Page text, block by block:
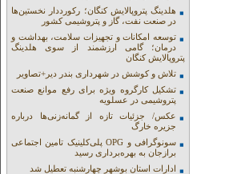
هلدینگ پتروپالایش کنگان؛ رکورددار نخستین‌ها
در صنعت نفت، گاز و پتروشیمی کشور
توسعه امکانات و تجهیزات سلامت، بهداشت و
درمان؛ گامی ارزشمند از سوی هلدینگ
پتروپالایش کنگان
تلاش و کوشش در شهرداری بندر دیر+تصاویر
تشکیل کارگروه ویژه برای رفع موانع صنعت
پتروشیمی در عسلویه
عکس/ جزئیات تازه از گمانه‌زنی‌ها درباره
جزیره خارگ
سونوگرافی و OPG پلی‌کلینیک تامین اجتماعی
برازجان به بهره‌برداری رسید
ادارات استان بوشهر چهارشنبه تعطیل شد